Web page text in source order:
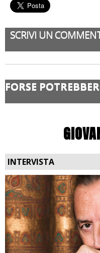
SCRIVI UN
FORSE
INTERVISTA